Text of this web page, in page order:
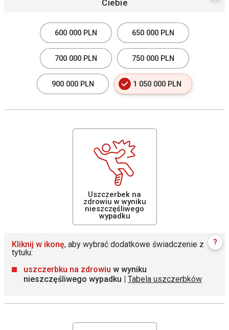
Ciebie
600 000 PLN 650 000 PLN
700 000 PLN 750 000 PLN
900 000 PLN 1 050 000 PLN
Uszczerbek na
zdrowiu w wyniku
nieszczęśliwego
wypadku
Kliknij w ikonę, aby wybrać dodatkowe świadczenie z
tytułu:
uszczerbku na zdrowiu w wyniku
nieszczęśliwego wypadku | Tabela uszczerbków
?